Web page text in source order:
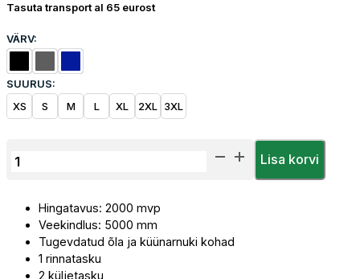
Tasuta transport al 65 eurost
VÄRV:
SUURUS:
XS
S M L XL 2XL 3XL
Fliisjakk
kogus
Lisa korvi
Hingatavus: 2000 mvp
Veekindlus: 5000 mm
Tugevdatud õla ja küünarnuki kohad
1 rinnatasku
2 küljetasku